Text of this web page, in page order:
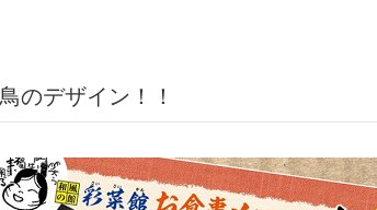
のデザイン！！